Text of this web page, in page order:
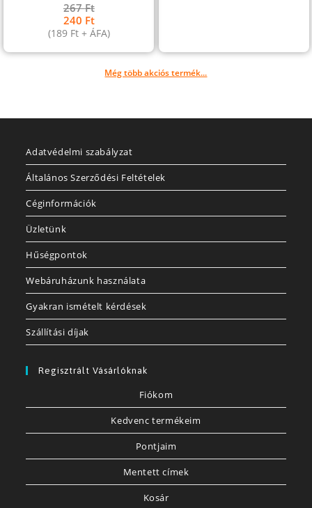
267Ft
240 Ft
(189 Ft+ ÁFA)
Még több akciós termék...
Adatvédelmi szabályzat
Általános Szerződési Feltételek
Céginformációk
Üzletünk
Hűségpontok
Webáruházunk használata
Gyakran ismételt kérdések
Szállítási díjak
Regisztrált Vásárlóknak
Fiókom
Kedvenc termékeim
Pontjaim
Mentett címek
Kosár